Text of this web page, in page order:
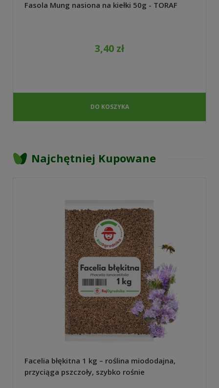
Fasola Mung nasiona na kiełki 50g - TORAF
3,40 zł
DO KOSZYKA
Najchętniej Kupowane
Facelia błękitna 1 kg – roślina miododajna,
przyciąga pszczoły, szybko rośnie